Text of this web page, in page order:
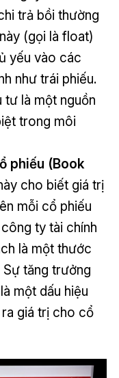
trả bồi thường
(gọi là float)
yếu vào các
như trái phiếu.
tư là một nguồn
trong môi
phiếu (Book
cho biết giá trị
mỗi cổ phiếu
ty tài chính
là một thước
Sự tăng trưởng
một dấu hiệu
giá trị cho cổ